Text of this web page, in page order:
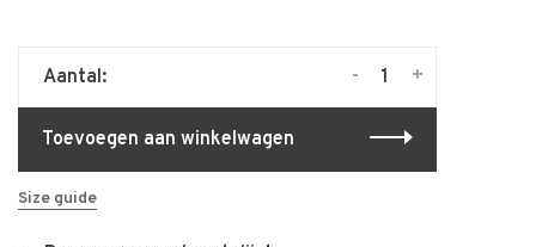
Aantal: +
-
Toevoegen aan winkelwagen
Size guide